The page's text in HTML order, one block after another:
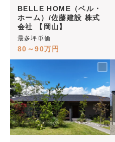
BELLE HOME（ベル・
ホーム）/佐藤建設 株式
会社 【岡山】
最多坪単価
80～90万円